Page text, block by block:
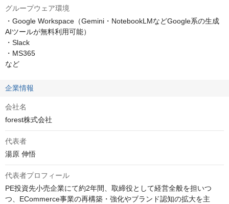
グループウェア環境
・Google Workspace（Gemini・NotebookLMなどGoogle系の生成
AIツールが無料利用可能）
・Slack
・MS365
など
企業情報
会社名
forest株式会社
代表者
湯原 伸悟
代表者プロフィール
PE投資先小売企業にて約2年間、取締役として経営全般を担いつ
つ、ECommerce事業の再構築・強化やブランド認知の拡大を主